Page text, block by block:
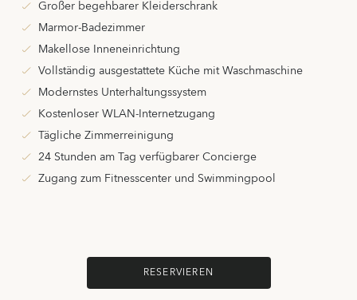
Großer begehbarer Kleiderschrank
Marmor-Badezimmer
Makellose Inneneinrichtung
Vollständig ausgestattete Küche mit Waschmaschine
Modernstes Unterhaltungssystem
Kostenloser WLAN-Internetzugang
Tägliche Zimmerreinigung
24 Stunden am Tag verfügbarer Concierge
Zugang zum Fitnesscenter und Swimmingpool
RESERVIEREN